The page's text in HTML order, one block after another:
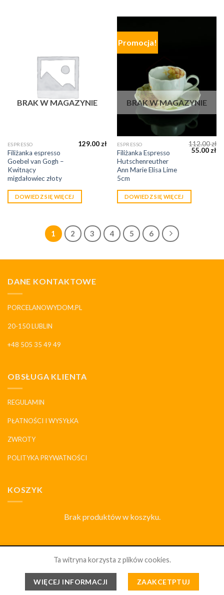
BRAK W MAGAZYNIE
ESPRESSO
Filiżanka espresso
Goebel van Gogh –
Kwitnący
migdałowiec złoty
129.00 zł
DOWIEDZ SIĘ WIĘCEJ
Promocja!
BRAK W MAGAZYNIE
ESPRESSO
Filiżanka Espresso
Hutschenreuther
Ann Marie Elisa Lime
5cm
112.00zł
55.00 zł
DOWIEDZ SIĘ WIĘCEJ
1 2 3 4 5 6
DANE KONTAKTOWE
PORCELANOWYDOM.PL
20-150 LUBLIN
+48 505 35 49 49
OBSŁUGA KLIENTA
REGULAMIN
PŁATNOŚCI I WYSYŁKA
ZWROTY
POLITYKA PRYWATNOŚCI
KOSZYK
Brak produktów w koszyku.
DLACZEGO MY HISTORIA I MARKI KONTAKT
PORCELANOWYDOM.PL 2026 ©WSZELKIE PRAWA
ZABRONIONE
Ta witryna korzysta z plików cookies.
WIĘCEJ INFORMACJI ZAAKCETPTUJ